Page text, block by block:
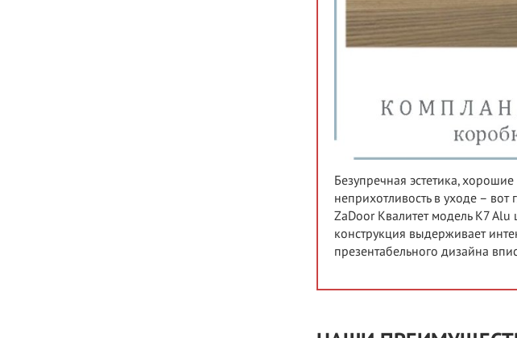
Безупречная эстетика,
неприхотливость в уходе –
ZaDoor Квалитет модель K7
конструкция выдерживает
презентабельного дизайна